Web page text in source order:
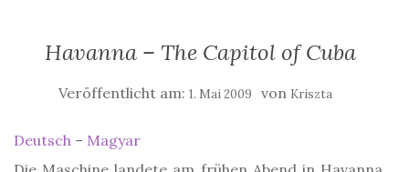
Havanna – The Capitol of Cuba
Veröffentlicht am: 1. Mai 2009 von Kriszta
Deutsch – Magyar